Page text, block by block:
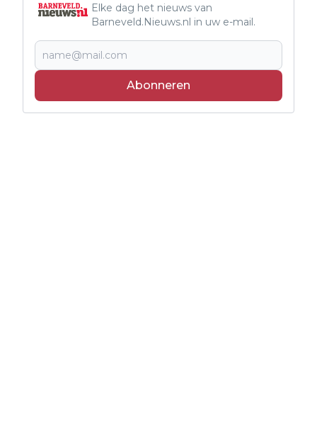
Elke dag het nieuws van
Barneveld.Nieuws.nl in uw e-mail.
Abonneren